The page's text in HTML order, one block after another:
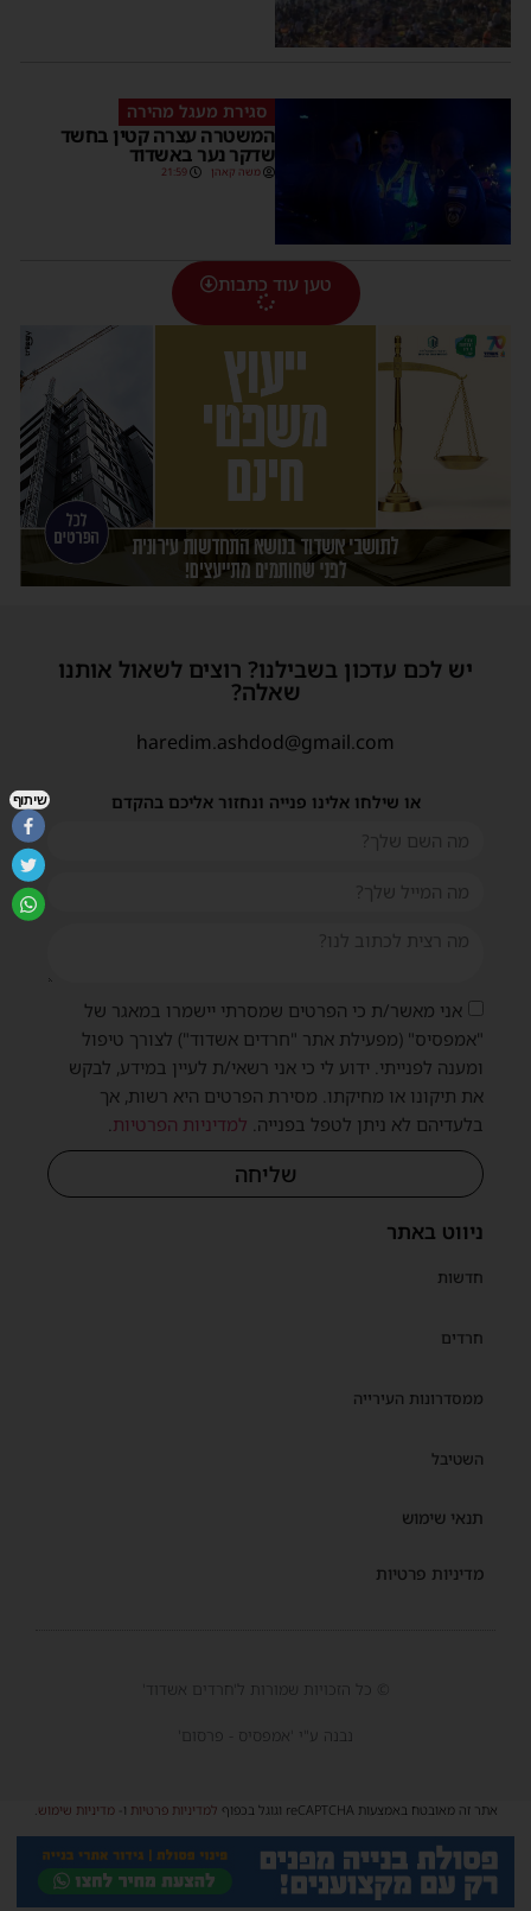
סגירת מעגל מהירה
המשטרה עצרה קטין בחשד
שדקר נער באשדוד
משה קאהן 21:59
טען עוד כתבות
ניווט באתר
חדשות
חרדים
ממסדרונות העירייה
השטיבל
תנאי שימוש
מדיניות פרטיות
יש לכם עדכון בשבילנו? רוצים לשאול אותנו
שאלה?
haredim.ashdod@gmail.com
או שילחו אלינו פנייה ונחזור אליכם בהקדם
אני מאשר/ת כי הפרטים שמסרתי יישמרו במאגר של
"אמפסיס" (מפעילת אתר "חרדים אשדוד") לצורך טיפול
ומענה לפנייתי. ידוע לי כי אני רשאי/ת לעיין במידע, לבקש
את תיקונו או מחיקתו. מסירת הפרטים היא רשות, אך
בלעדיהם לא ניתן לטפל בפנייה. למדיניות הפרטיות
שליחה
© כל הזכויות שמורות ל'חרדים אשדוד'
נבנה ע"י 'אמפסיס - פרסום'
אתר זה מאובטח באמצעות reCAPTCHA וגוגל בכפוף למדיניות פרטיות ו-מדיניות שימוש
שיתוף